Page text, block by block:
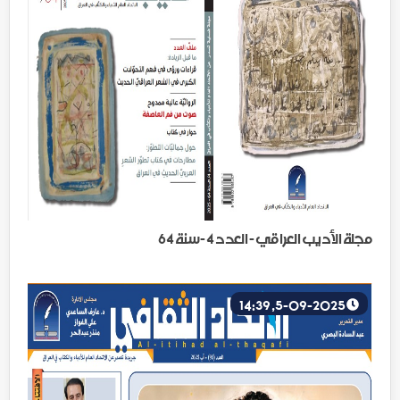
مجلة الأديب العراقي - العدد 4 -سنة 64